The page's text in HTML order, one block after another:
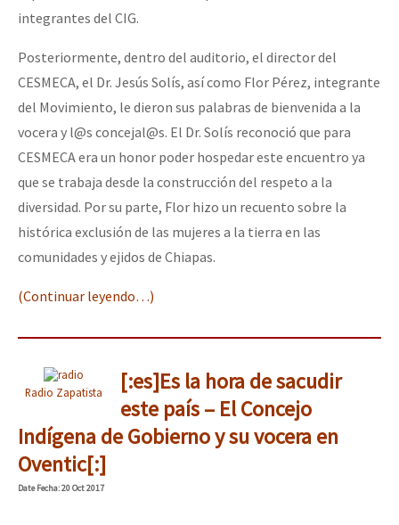
integrantes del CIG.
Posteriormente, dentro del auditorio, el director del
CESMECA, el Dr. Jesús Solís, así como Flor Pérez, integrante
del Movimiento, le dieron sus palabras de bienvenida a la
vocera y l@s concejal@s. El Dr. Solís reconoció que para
CESMECA era un honor poder hospedar este encuentro ya
que se trabaja desde la construcción del respeto a la
diversidad. Por su parte, Flor hizo un recuento sobre la
histórica exclusión de las mujeres a la tierra en las
comunidades y ejidos de Chiapas.
(Continuar leyendo…)
Radio Zapatista
[:es]Es la hora de sacudir
este país – El Concejo
Indígena de Gobierno y su vocera en
Oventic[:]
DateFecha: 20 Oct 2017